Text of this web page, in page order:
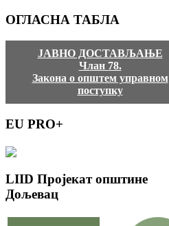
ОГЛАСНА ТАБЛА
ЈАВНО ДОСТАВЉАЊЕ
Члан 78.
Закона о општем управном
поступку
EU PRO+
LIID Пројекат општине
Дољевац